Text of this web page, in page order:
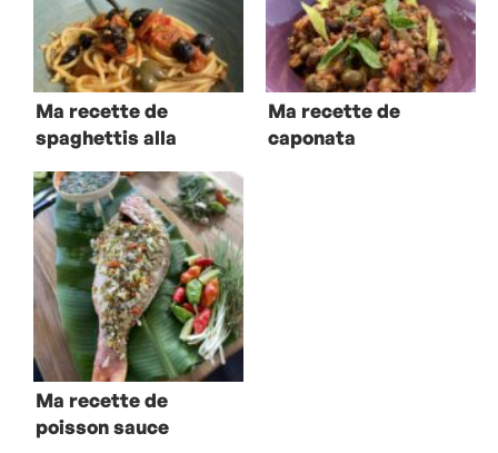
Ma recette de
spaghettis alla
Ma recette de
caponata
Ma recette de
poisson sauce